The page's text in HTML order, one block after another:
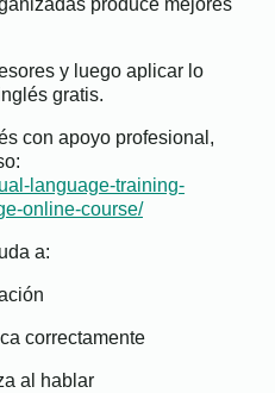
produce mejores
y luego aplicar lo
gratis.
con apoyo profesional,
language-training-
online-course/
a:
correctamente
al hablar